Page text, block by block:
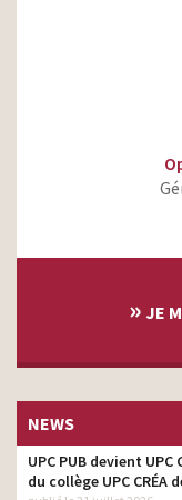
McDonald’s – Le rituel –
Mathéo – Changeons
regard sur les brûlés
SNCF – Merci tout
Chloé Eau de Parfum –
Lesieur – Mon plat
» JE
NEWS
UPC PUB devient
du collège UPC CRÉA